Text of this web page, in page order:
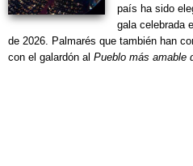
país ha sido
gala celebrada
de 2026. Palmarés que también han
con el galardón al Pueblo más amable